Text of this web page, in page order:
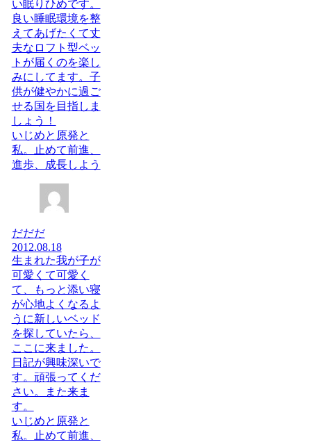
い眠りひめです。
良い睡眠環境を整
えてあげたくて丈
夫なロフト型ベッ
トが届くのを楽し
みにしてます。子
供が健やかに過ご
せる国を目指しま
しょう！
いじめと原発と
私。止めて前進、
進歩、成長しよう
だだだ
2012.08.18
生まれた我が子が
可愛くて可愛く
て、もっと添い寝
が心地よくなるよ
うに新しいベッド
を探していたら、
ここに来ました。
日記が興味深いで
す。頑張ってくだ
さい。また来ま
す。
いじめと原発と
私。止めて前進、